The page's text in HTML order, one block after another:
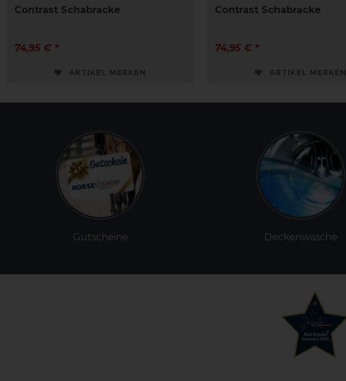
Contrast Schabracke
74,95 € *
ARTIKEL MERKEN
Contrast Schabracke
74,95 € *
ARTIKEL MERKEN
Gutscheine Deckenwäsche